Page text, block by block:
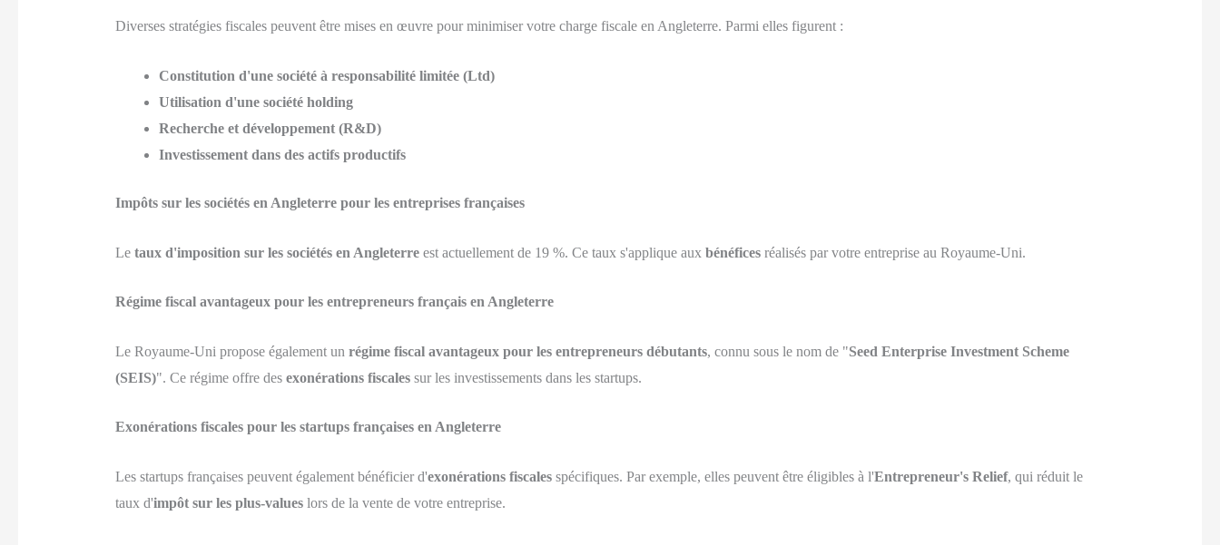
Diverses stratégies fiscales peuvent être mises en œuvre pour minimiser votre charge fiscale en Angleterre. Parmi elles figurent :
Constitution d'une société à responsabilité limitée (Ltd)
Utilisation d'une société holding
Recherche et développement (R&D)
Investissement dans des actifs productifs
Impôts sur les sociétés en Angleterre pour les entreprises françaises
Le taux d'imposition sur les sociétés en Angleterreest actuellement de 19 %. Ce taux s'applique aux bénéficesréalisés par votre entreprise au Royaume-Uni.
Régime fiscal avantageux pour les entrepreneurs français en Angleterre
Le Royaume-Uni propose également un régime fiscal avantageux pour les entrepreneurs débutants, connu sous le nom de "Seed Enterprise Investment Scheme
(SEIS)". Ce régime offre des exonérations fiscalessur les investissements dans les startups.
Exonérations fiscales pour les startups françaises en Angleterre
Les startups françaises peuvent également bénéficier d'exonérations fiscalesspécifiques. Par exemple, elles peuvent être éligibles à l'Entrepreneur's Relief, qui réduit le
taux d'impôt sur les plus-valueslors de la vente de votre entreprise.